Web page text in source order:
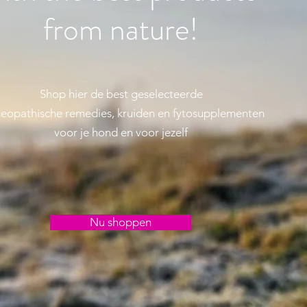
from nature!
Shop hier de best geselecteerde
remedies, kruiden en fytosupplementen
voor je hond en voor jezelf
Nu shoppen